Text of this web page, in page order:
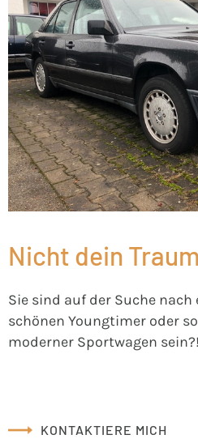
Nicht dein
Sie sind auf der Suche
schönen Youngtimer oder
moderner Sportwagen sein?!
KONTAKTIERE MICH